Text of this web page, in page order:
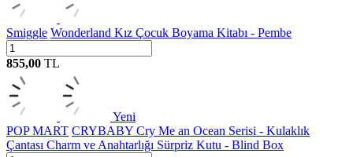
Smiggle Wonderland Kız Çocuk Boyama Kitabı - Pembe
855,00 TL
Yeni
POP MART CRYBABY Cry Me an Ocean Serisi - Kulaklık
Çantası Charm ve Anahtarlığı Sürpriz Kutu - Blind Box